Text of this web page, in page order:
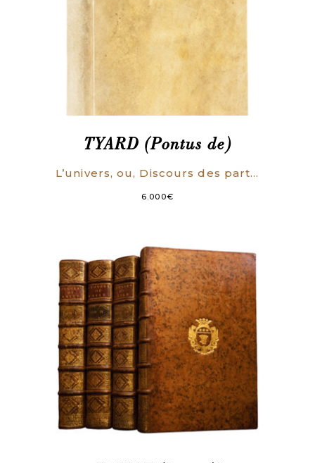
TYARD (Pontus de)
L’univers, ou, Discours des parties, et de la nature du monde.
6.000€